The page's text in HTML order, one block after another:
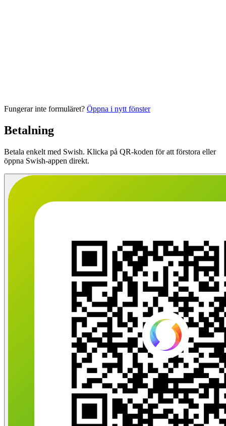
Fungerar inte formuläret? Öppna i nytt fönster
Betalning
Betala enkelt med Swish. Klicka på QR-koden för att förstora eller
öppna Swish-appen direkt.